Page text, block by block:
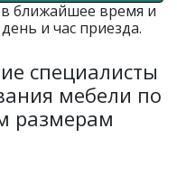
ближайшее время и
и час приезда.
специалисты
мебели по
размерам